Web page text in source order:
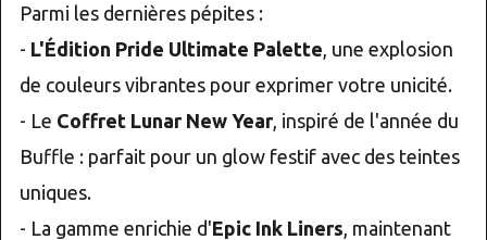
Parmi les dernières pépites :
- L'Édition Pride Ultimate Palette , une explosion
de couleurs vibrantes pour exprimer votre unicité.
- Le Coffret Lunar New Year, inspiré de l'année du
Buffle : parfait pour un glow festif avec des teintes
uniques.
- La gamme enrichie d'Epic Ink Liners , maintenant